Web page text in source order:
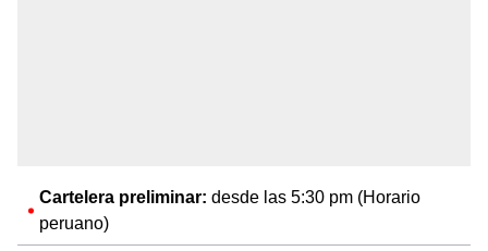
Cartelera preliminar: desde las 5:30 pm (Horario
peruano)